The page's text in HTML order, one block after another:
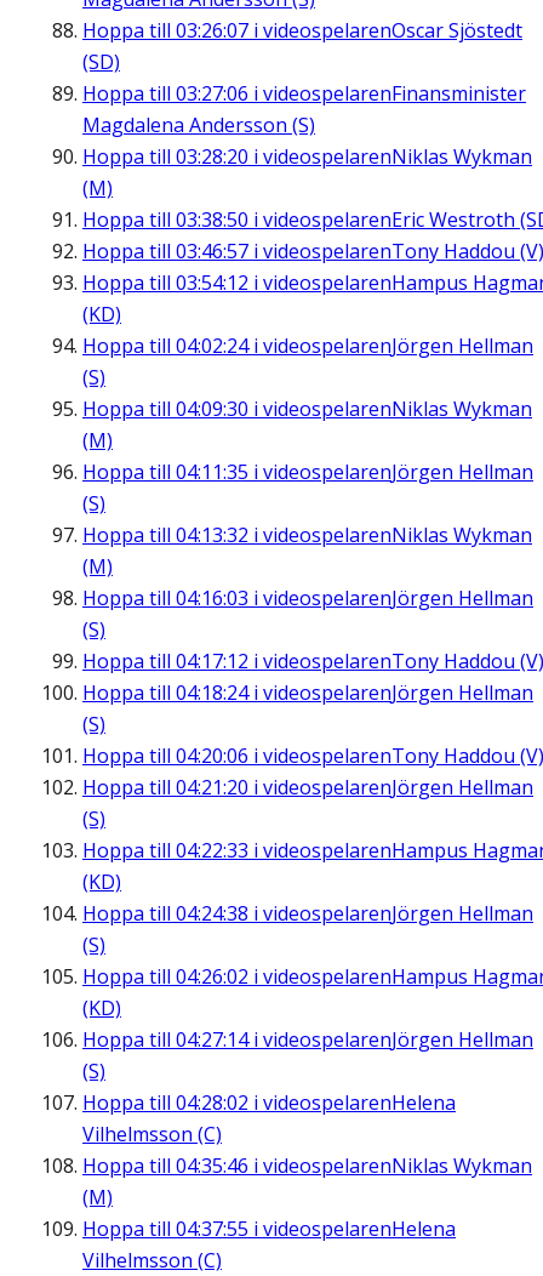
Hoppa till 03:26:07 i videospelarenOscar Sjöstedt
(SD)
Hoppa till 03:27:06 i videospelarenFinansminister
Magdalena Andersson (S)
Hoppa till 03:28:20 i videospelarenNiklas Wykman
(M)
Hoppa till 03:38:50 i videospelarenEric Westroth
Hoppa till 03:46:57 i videospelarenTony Haddou (V)
Hoppa till 03:54:12 i videospelarenHampus
(KD)
Hoppa till 04:02:24i videospelarenJörgen Hellman
(S)
Hoppa till 04:09:30 i videospelarenNiklas Wykman
(M)
Hoppa till 04:11:35 i videospelarenJörgen Hellman
(S)
Hoppa till 04:13:32 i videospelarenNiklas Wykman
(M)
Hoppa till 04:16:03 i videospelarenJörgen Hellman
(S)
Hoppa till 04:17:12 i videospelarenTony Haddou (V)
Hoppa till 04:18:24i videospelarenJörgen Hellman
(S)
Hoppa till 04:20:06 i videospelarenTony Haddou (V)
Hoppa till 04:21:20 i videospelarenJörgen Hellman
(S)
Hoppa till 04:22:33 i videospelarenHampus
(KD)
Hoppa till 04:24:38 i videospelarenJörgen Hellman
(S)
Hoppa till 04:26:02 i videospelarenHampus
(KD)
Hoppa till 04:27:14i videospelarenJörgen Hellman
(S)
Hoppa till 04:28:02 i videospelarenHelena
Vilhelmsson (C)
Hoppa till 04:35:46 i videospelarenNiklas Wykman
(M)
Hoppa till 04:37:55 i videospelarenHelena
Vilhelmsson (C)